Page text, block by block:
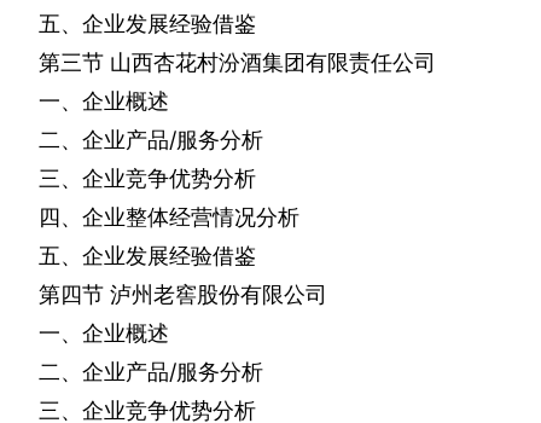
五、企业发展经验借鉴
第三节 山西杏花村汾酒集团有限责任公司
一、企业概述
二、企业产品/服务分析
三、企业竞争优势分析
四、企业整体经营情况分析
五、企业发展经验借鉴
第四节 泸州老窖股份有限公司
一、企业概述
二、企业产品/服务分析
三、企业竞争优势分析